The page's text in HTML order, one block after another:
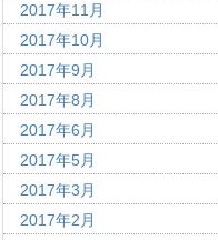
2017年11月
2017年10月
2017年9月
2017年8月
2017年6月
2017年5月
2017年3月
2017年2月